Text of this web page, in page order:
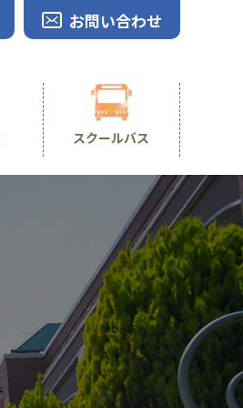
お問い合わせ
スクールバス